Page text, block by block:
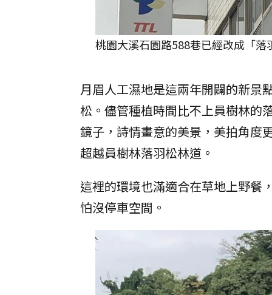
桃園大溪石園路588巷已經改成「落
月眉人工濕地是這兩年開闢的新景
松。儘管種植時間比不上員樹林的
鏡子，詩情畫意的美景，美拍角度
超越員樹林落羽松林道。
這裡的環境也滿適合在草地上野餐
怕沒停車空間。